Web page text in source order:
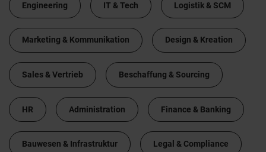
Engineering IT & Tech Logistik & SCM
Marketing & Kommunikation Design & Kreation
Sales & Vertrieb Beschaffung & Sourcing
HR Administration Finance & Banking
Bauwesen & Infrastruktur Legal & Compliance